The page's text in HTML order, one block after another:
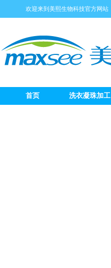
欢迎来到美熙生物科技官方网站
首页 洗衣凝珠加工